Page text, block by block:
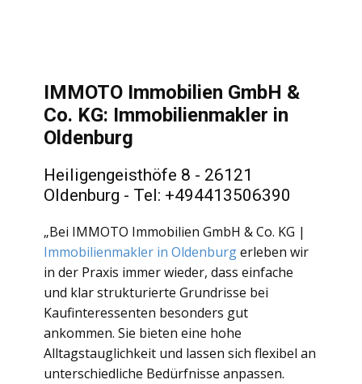
IMMOTO Immobilien GmbH &
Co. KG: Immobilienmakler in
Oldenburg
Heiligengeisthöfe 8 - 26121
Oldenburg - Tel: +494413506390
„Bei IMMOTO Immobilien GmbH & Co. KG |
Immobilienmakler in Oldenburgerleben wir
in der Praxis immer wieder, dass einfache
und klar strukturierte Grundrisse bei
Kaufinteressenten besonders gut
ankommen. Sie bieten eine hohe
Alltagstauglichkeit und lassen sich flexibel an
unterschiedliche Bedürfnisse anpassen.